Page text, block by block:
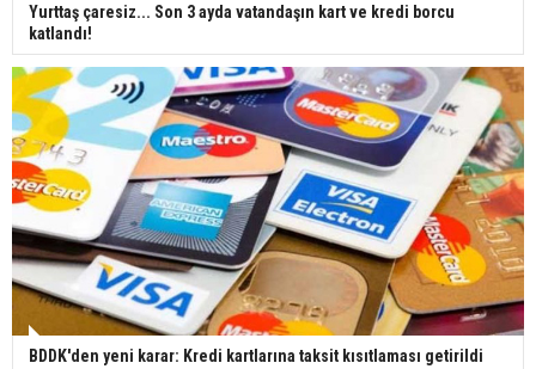
Yurttaş çaresiz... Son 3 ayda vatandaşın kart ve kredi borcu
katlandı!
BDDK'den yeni karar: Kredi kartlarına taksit kısıtlaması getirildi